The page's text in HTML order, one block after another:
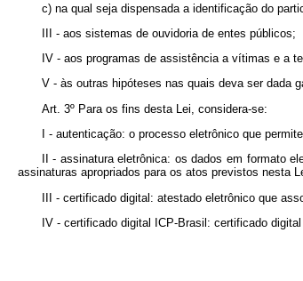
c) na qual seja dispensada a identificação do
III - aos sistemas de ouvidoria de entes públicos;
IV - aos programas de assistência a vítimas e a
V - às outras hipóteses nas quais deva ser dada
Art. 3º Para os fins desta Lei, considera-se:
I - autenticação: o processo eletrônico que
II - assinatura eletrônica: os dados em formato
assinaturas apropriados para os atos previstos nesta
III - certificado digital: atestado eletrônico que
IV - certificado digital ICP-Brasil: certificado